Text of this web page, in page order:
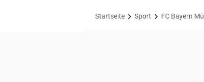
Startseite Sport FC Bayern